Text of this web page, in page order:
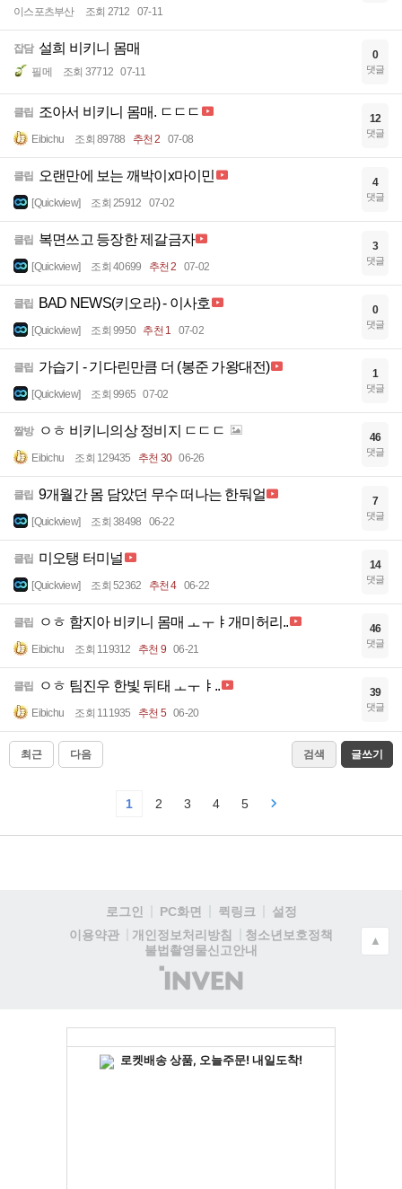
이스포츠부산 조회 2712 07-11
잡담 설희 비키니 몸매
필메 조회 37712 07-11
0
댓글
클립 조아서 비키니 몸매. ㄷㄷㄷ
Eibichu 조회 89788 추천 2 07-08
12
댓글
클립 오랜만에 보는 깨박이x마이민
[Quickview] 조회 25912 07-02
4
댓글
클립 복면쓰고 등장한 제갈금자
[Quickview] 조회 40699 추천 2 07-02
3
댓글
클립 BAD NEWS(키오라) - 이사호
[Quickview] 조회 9950 추천 1 07-02
0
댓글
클립 가습기 - 기다린만큼 더 (봉준 가왕대전)
[Quickview] 조회 9965 07-02
1
댓글
짤방 ㅇㅎ 비키니의상 정비지 ㄷㄷㄷ
Eibichu 조회 129435 추천 30 06-26
46
댓글
클립 9개월간 몸 담았던 무수 떠나는 한둬얼
[Quickview] 조회 38498 06-22
7
댓글
클립 미오탱 터미널
[Quickview] 조회 52362 추천 4 06-22
14
댓글
클립 ㅇㅎ 함지아 비키니 몸매 ㅗㅜㅑ개미허리..
Eibichu 조회 119312 추천 9 06-21
46
댓글
클립 ㅇㅎ 팀진우 한빛 뒤태 ㅗㅜㅑ..
Eibichu 조회 111935 추천 5 06-20
39
댓글
최근 다음 검색 글쓰기
1 2 3 4 5
로그인 PC화면 퀵링크
설정
이용약관
개인정보처리방침
청소년보호정책
불법촬영물신고안내
(주)
인
▲